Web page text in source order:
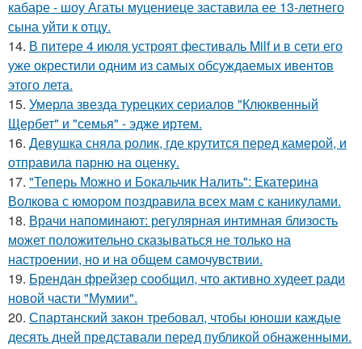
кабаре - шоу Агаты муцениеце заставила ее 13-летнего
сына уйти к отцу.
14. В питере 4 июля устроят фестиваль Milf и в сети его
уже окрестили одним из самых обсуждаемых ивентов
этого лета.
15. Умерла звезда турецких сериалов "Клюквенный
Щербет" и "семья" - эдже иртем.
16. Девушка сняла ролик, где крутится перед камерой, и
отправила парню на оценку.
17. "Теперь Можно и Бокальчик Налить": Екатерина
Волкова с юмором поздравила всех мам с каникулами.
18. Врачи напоминают: регулярная интимная близость
может положительно сказываться не только на
настроении, но и на общем самочувствии.
19. Брендан фрейзер сообщил, что активно худеет ради
новой части "Мумии".
20. Спартанский закон требовал, чтобы юноши каждые
десять дней представали перед публикой обнаженными.